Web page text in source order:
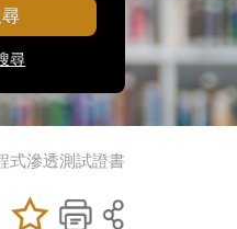
尋
式滲透測試證書
加入/移除我喜
儲存課程
列印